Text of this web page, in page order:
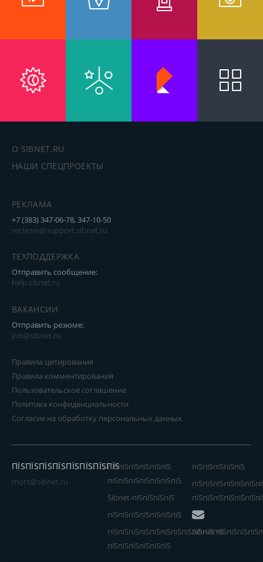
О SIBNET.RU
НАШИ СПЕЦПРОЕКТЫ
РЕКЛАМА
+7 (383) 347-06-78, 347-10-50
reclame@support.sibnet.ru
ТЕХПОДДЕРЖКА
Отправить сообщение:
help.sibnet.ru
ВАКАНСИИ
Отправить резюме:
job@sibnet.ru
Правила цитирования
Правила комментирования
Пользовательское соглашение
Политика конфиденциальности
Согласие на обработку персональных данных
ПЇЅПЇЅПЇЅПЇЅПЇЅПЇЅПЇЅПЇЅ
mors@sibnet.ru
пїЅпїЅпїЅпїЅпїЅпїЅ
пїЅпїЅпїЅпїЅпїЅпїЅпїЅ
Sibnet-пїЅпїЅпїЅпїЅ
пїЅпїЅпїЅпїЅпїЅ
пїЅпїЅпїЅпїЅпїЅпїЅпїЅ
пїЅпїЅпїЅпїЅпїЅпїЅпїЅпїЅпїЅпїЅпїЅ
пїЅпїЅпїЅпїЅпїЅпїЅ
Sibnet